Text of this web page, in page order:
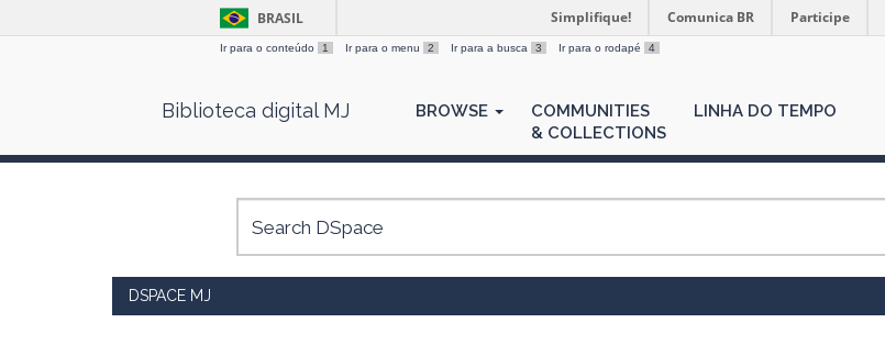
BRASIL Simplifique! Comunica BR Participe
Ir para o conteúdo 1 Ir para o menu 2 Ir para a busca 3 Ir para o rodapé 4
Biblioteca digital MJ BROWSE
COMMUNITIES
& COLLECTIONS
LINHA DO TEMPO
DSPACE MJ